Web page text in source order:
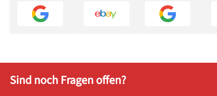
Sind noch Fragen offen?